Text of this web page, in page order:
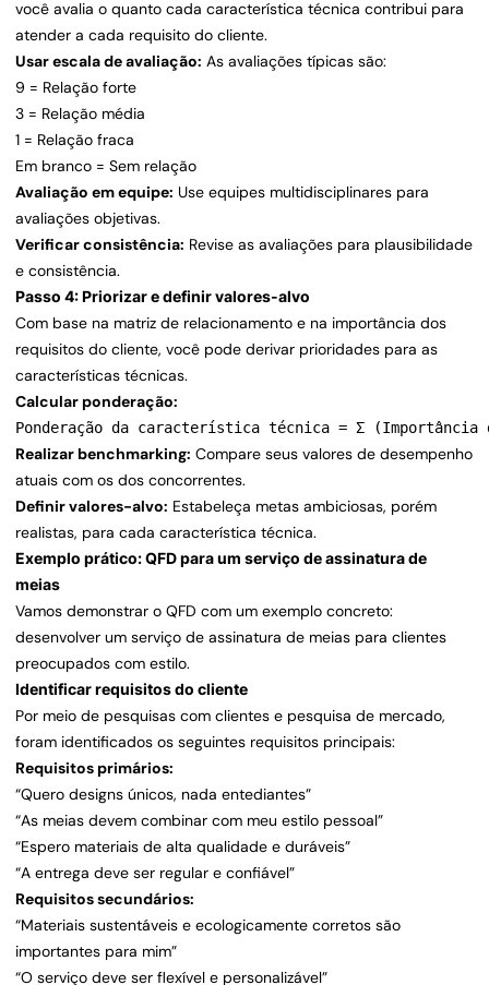
você avalia o quanto cada característica técnica contribui para
atender a cada requisito do cliente.
Usar escala de avaliação: As avaliações típicas são:
9 = Relação forte
3 = Relação média
1 = Relação fraca
Em branco = Sem relação
Avaliação em equipe: Use equipes multidisciplinares para
avaliações objetivas.
Verificar consistência: Revise as avaliações para plausibilidade
e consistência.
Passo 4: Priorizar e definir valores-alvo
Com base na matriz de relacionamento e na importância dos
requisitos do cliente, você pode derivar prioridades para as
características técnicas.
Calcular ponderação:
Ponderação da característica técnica = Σ
Realizar benchmarking: Compare seus valores de desempenho
atuais com os dos concorrentes.
Definir valores-alvo: Estabeleça metas ambiciosas, porém
realistas, para cada característica técnica.
Exemplo prático: QFD para um serviço de assinatura de
meias
Vamos demonstrar o QFD com um exemplo concreto:
desenvolver um serviço de assinatura de meias para clientes
preocupados com estilo.
Identificar requisitos do cliente
Por meio de pesquisas com clientes e pesquisa de mercado,
foram identificados os seguintes requisitos principais:
Requisitos primários:
“Quero designs únicos, nada entediantes”
“As meias devem combinar com meu estilo pessoal”
“Espero materiais de alta qualidade e duráveis”
“A entrega deve ser regular e confiável”
Requisitos secundários:
“Materiais sustentáveis e ecologicamente corretos são
importantes para mim”
“O serviço deve ser flexível e personalizável”